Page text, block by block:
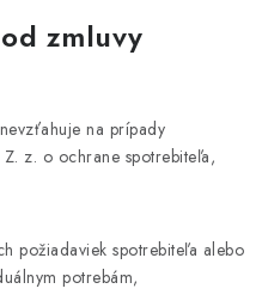
zmluvy
na prípady
z. o ochrane spotrebiteľa,
požiadaviek spotrebiteľa alebo
potrebám,